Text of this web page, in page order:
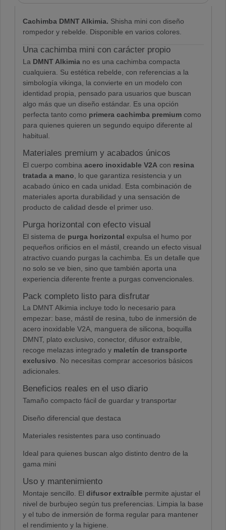
Cachimba DMNT Alkimia. Shisha mini con diseño
rompedor y rebelde. Disponible en varios colores.
Una cachimba mini con carácter propio
La DMNT Alkimia no es una cachimba compacta
cualquiera. Su estética rebelde, con referencias a la
simbología vikinga, la convierte en un modelo con
identidad propia, pensado para usuarios que buscan
algo más que un diseño estándar. Es una opción
perfecta tanto como primera cachimba premiumcomo
para quienes quieren un segundo equipo diferente al
habitual.
Materiales premium y acabados únicos
El cuerpo combina acero inoxidable V2A con resina
tratada a mano , lo que garantiza resistencia y un
acabado único en cada unidad. Esta combinación de
materiales aporta durabilidad y una sensación de
producto de calidad desde el primer uso.
Purga horizontal con efecto visual
El sistema de purga horizontal expulsa el humo por
pequeños orificios en el mástil, creando un efecto visual
atractivo cuando purgas la cachimba. Es un detalle que
no solo se ve bien, sino que también aporta una
experiencia diferente frente a purgas convencionales.
Pack completo listo para disfrutar
La DMNT Alkimia incluye todo lo necesario para
empezar: base, mástil de resina, tubo de inmersión de
acero inoxidable V2A, manguera de silicona, boquilla
DMNT, plato exclusivo, conector, difusor extraíble,
recoge melazas integrado y maletín de transporte
exclusivo. No necesitas comprar accesorios básicos
adicionales.
Beneficios reales en el uso diario
Tamaño compacto fácil de guardar y transportar
Diseño diferencial que destaca
Materiales resistentes para uso continuado
Ideal para quienes buscan algo distinto dentro de la
gama mini
Uso y mantenimiento
Montaje sencillo. El difusor extraíble permite ajustar el
nivel de burbujeo según tus preferencias. Limpia la base
y el tubo de inmersión de forma regular para mantener
el rendimiento y la higiene.